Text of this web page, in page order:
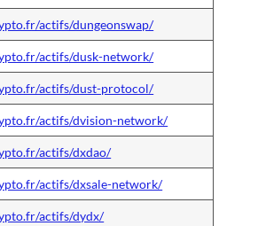
actifs/dungeonswap/
actifs/dusk-network/
actifs/dust-protocol/
actifs/dvision-network/
actifs/dxdao/
actifs/dxsale-network/
actifs/dydx/